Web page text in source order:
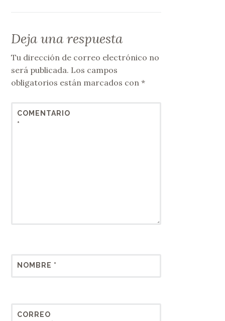
Deja una respuesta
Tu dirección de correo electrónico no
será publicada. Los campos
obligatorios están marcados con*
COMENTARIO
*
NOMBRE *
CORREO